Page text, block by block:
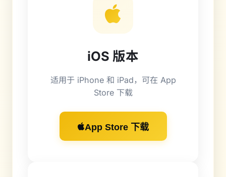
iOS 版本
适用于 iPhone 和 iPad，可在 App
Store 下载
App Store 下载